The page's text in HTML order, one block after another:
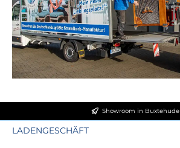
Showroom in Buxtehude
LADENGESCHÄFT